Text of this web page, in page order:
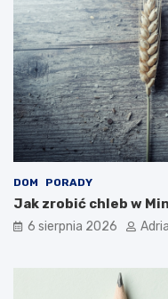
e
?
DOM PORADY
Jak zrobić chleb w
6 sierpnia 2026